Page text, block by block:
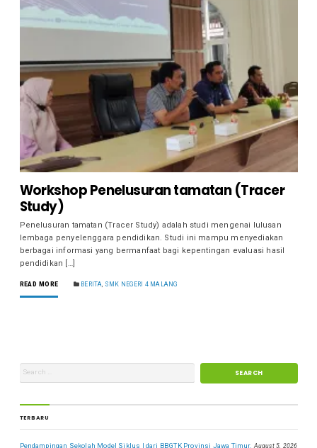
Workshop Penelusuran tamatan (Tracer
Study)
Penelusuran tamatan (Tracer Study) adalah studi mengenai lulusan
lembaga penyelenggara pendidikan. Studi ini mampu menyediakan
berbagai informasi yang bermanfaat bagi kepentingan evaluasi hasil
pendidikan […]
READ MORE BERITA SMK NEGERI 4 MALANG
TERBARU
Pendampingan Sekolah Model Siklus I dari BBGTK Provinsi Jawa Timur. August 5, 2026